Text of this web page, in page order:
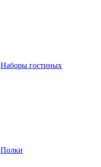
Наборы гостиных
Полки